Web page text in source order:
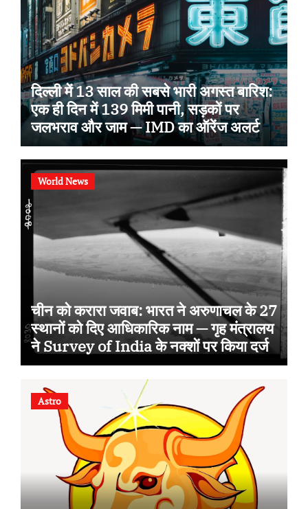
दिल्ली में 13 साल की सबसे भारी अगस्त बारिश:
एक ही दिन में 139 मिमी पानी, सड़कों पर
जलभराव और जाम — IMD का ऑरेंज अलर्ट
World News
चीन को करारा जवाब: भारत ने अरुणाचल के 27
स्थानों को दिए आधिकारिक नाम — गृह मंत्रालय
ने Survey of India के नक्शों पर किया दर्ज
Astro